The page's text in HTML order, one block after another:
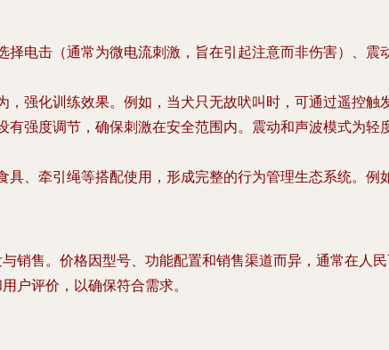
择电击（通常为微电流刺激，旨在引起注意而非伤害）、震
强化训练效果。例如，当犬只无故吠叫时，可通过遥控触
有强度调节，确保刺激在安全范围内。震动和声波模式为轻
具、牵引绳等搭配使用，形成完整的行为管理生态系统。例
销售。价格因型号、功能配置和销售渠道而异，通常在人
户评价，以确保符合需求。